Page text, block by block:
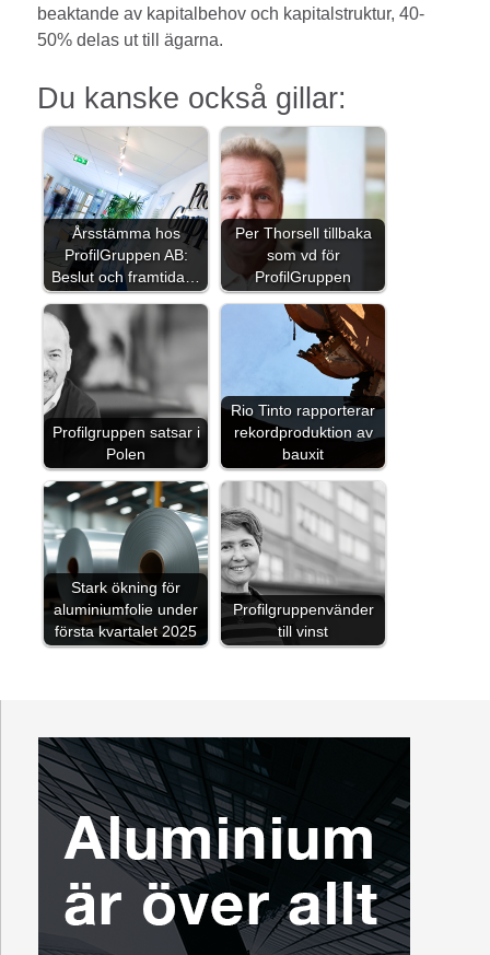
beaktande av kapitalbehov och kapitalstruktur, 40-
50% delas ut till ägarna.
Du kanske också gillar:
Årsstämma hos
ProfilGruppen AB:
Beslut och framtida…
Per Thorsell tillbaka
som vd för
ProfilGruppen
Profilgruppen satsar i
Polen
Rio Tinto rapporterar
rekordproduktion av
bauxit
Stark ökning för
aluminiumfolie under
första kvartalet 2025
Profilgruppenvänder
till vinst